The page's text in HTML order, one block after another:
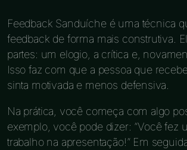
Feedback Sanduíche é uma técnica
feedback de forma mais construtiva.
partes: um elogio, a crítica e,
Isso faz com que a pessoa que
sinta motivada e menos defensiva.
Na prática, você começa com algo
exemplo, você pode dizer: “Você fez
trabalho na apresentação!” Em